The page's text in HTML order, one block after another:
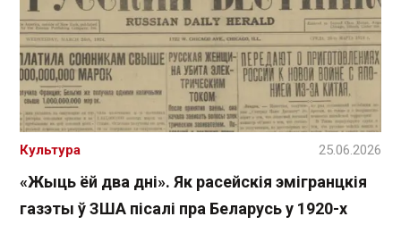
«Жыць ёй два дні». Як расейскія эмігранцкія
газэты ў ЗША пісалі пра Беларусь у 1920-х
Культура 25.06.2026